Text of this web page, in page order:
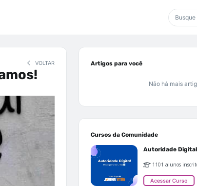
VOLTAR Artigos para você
Não há mais
Cursos da Comunidade
1101 alunos
Acessar Curso